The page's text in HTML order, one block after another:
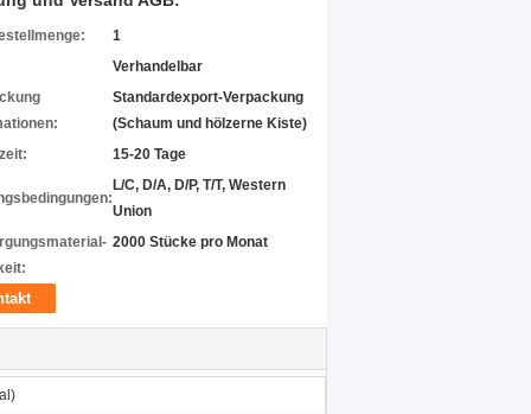
1
Verhandelbar
Standardexport-Verpackung
(Schaum und hölzerne Kiste)
15-20 Tage
L/C, D/A, D/P, T/T, Western
Union
2000 Stücke pro Monat